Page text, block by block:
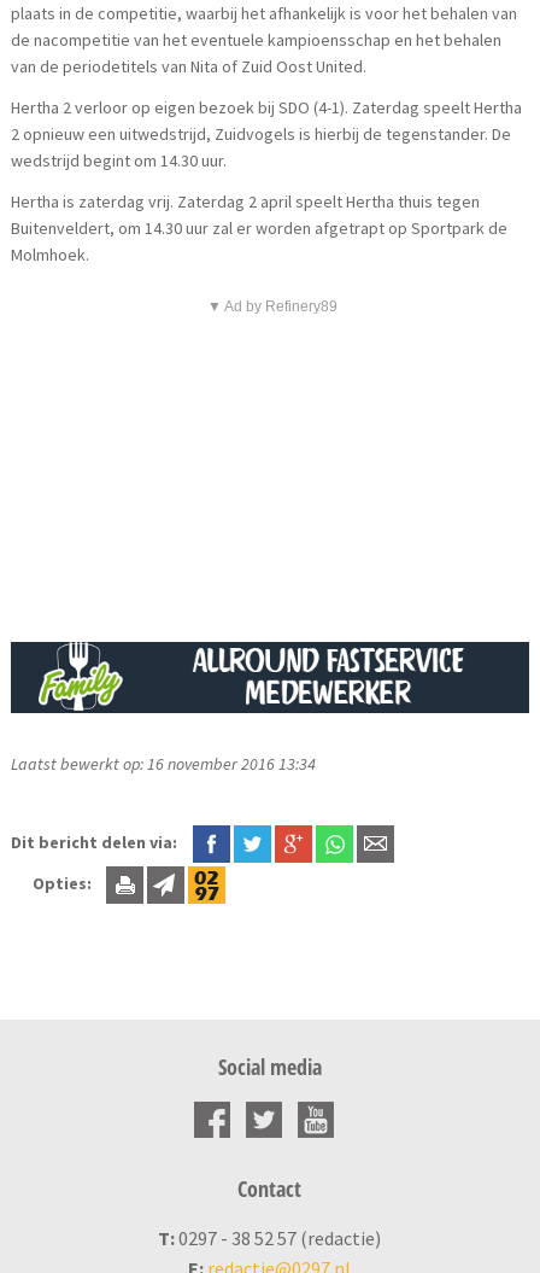
plaats in de competitie, waarbij het afhankelijk is voor het behalen van
de nacompetitie van het eventuele kampioensschap en het behalen
van de periodetitels van Nita of Zuid Oost United.
Hertha 2 verloor op eigen bezoek bij SDO (4-1). Zaterdag speelt Hertha
2 opnieuw een uitwedstrijd, Zuidvogels is hierbij de tegenstander. De
wedstrijd begint om 14.30 uur.
Hertha is zaterdag vrij. Zaterdag 2 april speelt Hertha thuis tegen
Buitenveldert, om 14.30 uur zal er worden afgetrapt op Sportpark de
Molmhoek.
▼ Ad by Refinery89
Laatst bewerkt op: 16 november 2016 13:34
Dit bericht delen via:
Opties:
Social media
Contact
T:0297 - 38 52 57 (redactie)